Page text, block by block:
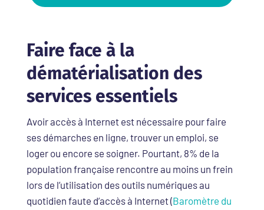
Faire face à la
dématérialisation des
services essentiels
Avoir accès à Internet est nécessaire pour faire
ses démarches en ligne, trouver un emploi, se
loger ou encore se soigner. Pourtant, 8% de la
population française rencontre au moins un frein
lors de l’utilisation des outils numériques au
quotidien faute d’accès à Internet (Baromètre du